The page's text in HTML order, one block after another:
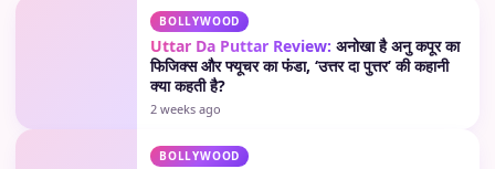
BOLLYWOOD
Uttar Da Puttar Review: अनोखा है अनु कपूर का
फिजिक्स और फ्यूचर का फंडा, ‘उत्तर दा पुत्तर’ की कहानी
क्या कहती है?
2 weeks ago
BOLLYWOOD